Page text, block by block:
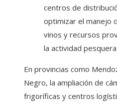
centros de
optimizar el manejo
vinos y recursos
la actividad pesquera.
En provincias como
Negro, la ampliación de
frigoríficas y centros